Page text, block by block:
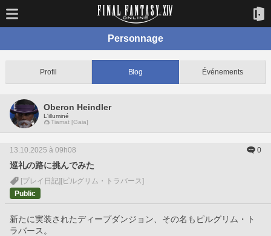
Personnage
Profil Blog Événements
Oberon Heindler
L'illuminé
Tiamat [Gaia]
13.10.2025 à 09h08 0
巡礼の路に挑んでみた
[プレイ日記] [ピルグリム・トラバース]
Public
新たに実装されたディープダンジョン、その名もピルグリム・ト
ラバース。